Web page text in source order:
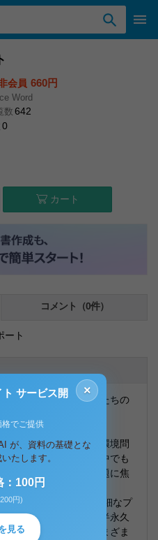
会員 660円
Word
数 642
0
カート
コメント（0件）
ート
クが及ぼす影響と私たちの
事例として、現代の環境問
をとりあげる。その中でも
クロプラスチック問題に焦
きさが5mm以下の微細なプ
ロプラスチックは、半永久
海に蓄積し続け、さまざま
×
サービス開
でご提供
が、資料の基礎とな
たします。
：100円
円)
見る